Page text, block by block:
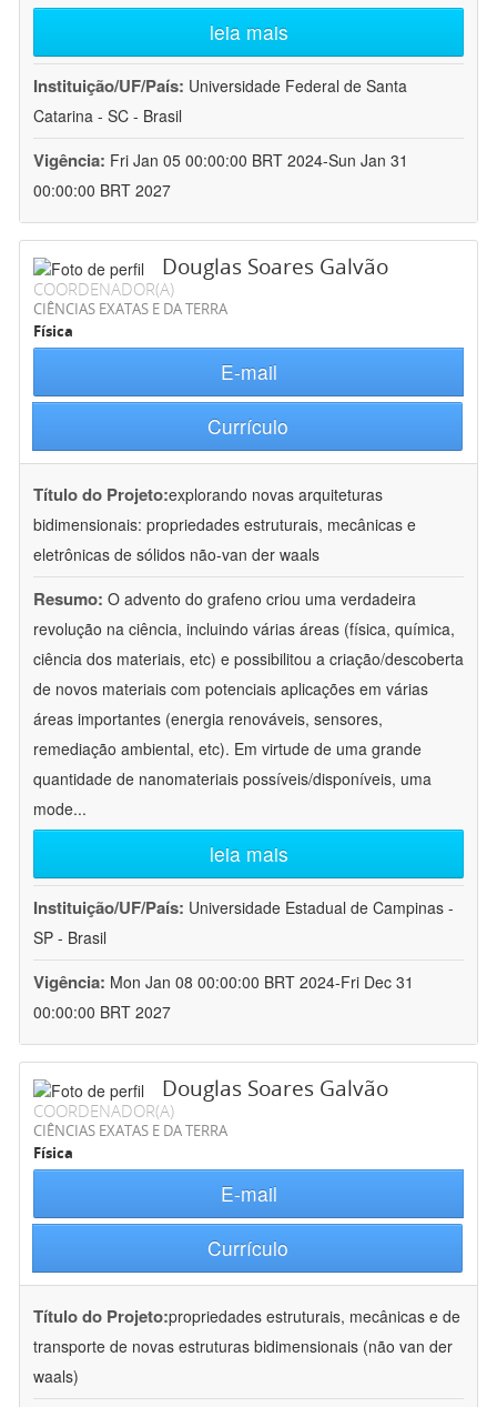
leia mais
Instituição/UF/País: Universidade Federal de Santa
Catarina - SC - Brasil
Vigência: Fri Jan 05 00:00:00 BRT 2024-Sun Jan 31
00:00:00 BRT 2027
Douglas Soares Galvão
COORDENADOR(A)
CIÊNCIAS EXATAS E DA TERRA
Física
E-mail
Currículo
Título do Projeto:explorando novas arquiteturas
bidimensionais: propriedades estruturais, mecânicas e
eletrônicas de sólidos não-van der waals
Resumo: O advento do grafeno criou uma verdadeira
revolução na ciência, incluindo várias áreas (física, química,
ciência dos materiais, etc) e possibilitou a criação/descoberta
de novos materiais com potenciais aplicações em várias
áreas importantes (energia renováveis, sensores,
remediação ambiental, etc). Em virtude de uma grande
quantidade de nanomateriais possíveis/disponíveis, uma
mode...
leia mais
Instituição/UF/País: Universidade Estadual de Campinas -
SP - Brasil
Vigência: Mon Jan 08 00:00:00 BRT 2024-Fri Dec 31
00:00:00 BRT 2027
Douglas Soares Galvão
COORDENADOR(A)
CIÊNCIAS EXATAS E DA TERRA
Física
E-mail
Currículo
Título do Projeto:propriedades estruturais, mecânicas e de
transporte de novas estruturas bidimensionais (não van der
waals)